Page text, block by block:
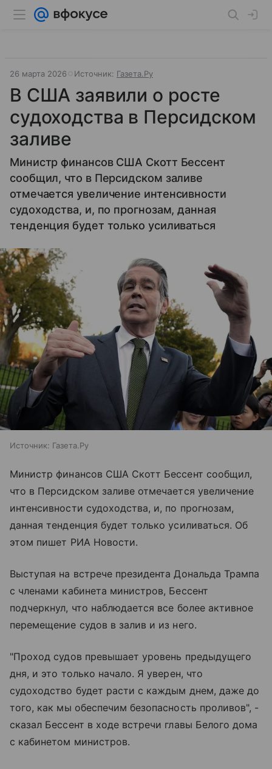
26 марта 2026 Источник: Газета.Ру
В США заявили о росте
судоходства в Персидском
заливе
Министр финансов США Скотт Бессент
сообщил, что в Персидском заливе
отмечается увеличение интенсивности
судоходства, и, по прогнозам, данная
тенденция будет только усиливаться
Источник: Газета.Ру
Министр финансов США Скотт Бессент сообщил,
что в Персидском заливе отмечается увеличение
интенсивности судоходства, и, по прогнозам,
данная тенденция будет только усиливаться. Об
этом пишет РИА Новости.
Выступая на встрече президента Дональда Трампа
с членами кабинета министров, Бессент
подчеркнул, что наблюдается все более активное
перемещение судов в залив и из него.
"Проход судов превышает уровень предыдущего
дня, и это только начало. Я уверен, что
судоходство будет расти с каждым днем, даже до
того, как мы обеспечим безопасность проливов", -
сказал Бессент в ходе встречи главы Белого дома
с кабинетом министров.